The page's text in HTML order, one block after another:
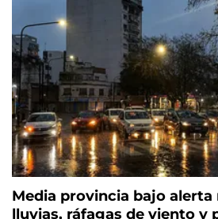
Media provincia bajo alerta
lluvias, ráfagas de viento y